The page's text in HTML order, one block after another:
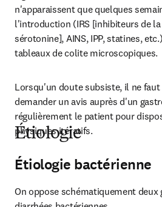
n'apparaissent que quelques
l'introduction (IRS [inhibiteurs de
sérotonine], AINS, IPP, statines,
tableaux de colite microscopiques.
Lorsqu'un doute subsiste, il ne faut
demander un avis auprès d'un
régulièrement le patient pour
physiques itératifs.
Étiologie
Étiologie bactérienne
On oppose schématiquement deux